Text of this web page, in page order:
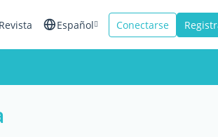
Revista Español Conectarse